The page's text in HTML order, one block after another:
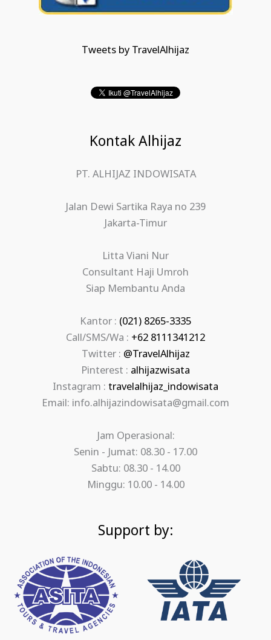
Tweets by TravelAlhijaz
Kontak Alhijaz
PT. ALHIJAZ INDOWISATA
Jalan Dewi Sartika Raya no 239
Jakarta-Timur
Litta Viani Nur
Consultant Haji Umroh
Siap Membantu Anda
Kantor : (021) 8265-3335
Call/SMS/Wa : +62 8111341212
Twitter : @TravelAlhijaz
Pinterest : alhijazwisata
Instagram : travelalhijaz_indowisata
Email: info.alhijazindowisata@gmail.com
Jam Operasional:
Senin - Jumat: 08.30 - 17.00
Sabtu: 08.30 - 14.00
Minggu: 10.00 - 14.00
Support by: